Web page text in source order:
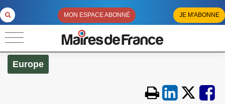
MON ESPACE ABONNÉ JE M'ABONNE
Europe